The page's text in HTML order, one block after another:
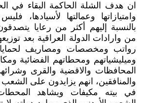
ان هدف الشلة الحاكمة البقاء في
وامتيازاتها وعمالتها لأسيادها،
بالنسبة إليهم أكثر من رعايا
من وارادات الدولة العراقية بعد
رواتب ومخصصات ومصاريف
وميليشياتهم ومحطاتهم الفضائية
المحافظات والاقضية والقرى
والمنافقين، انهم يزايدون على الشعب
في بيته مكيفات ويشاهد